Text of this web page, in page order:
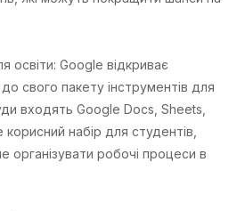
освіти: Google відкриває
свого пакету інструментів для
входять Google Docs, Sheets,
набір для студентів,
організувати робочі процеси в